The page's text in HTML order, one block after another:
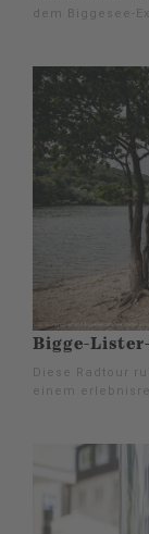
dem Biggesee-
Bigge-
Diese Radtour
einem